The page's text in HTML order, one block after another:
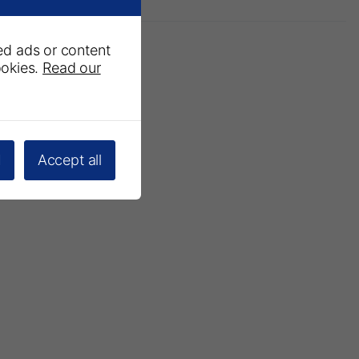
lettre d'information
ads or content
Read our
Accept all